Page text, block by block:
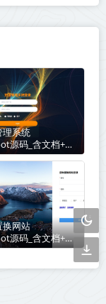
理系统
源码_含文档+远
换网站
源码_含文档+远